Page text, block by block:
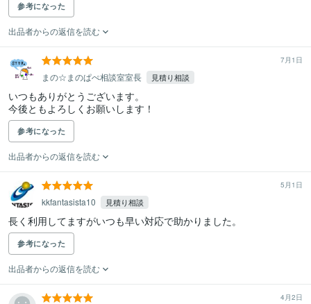
参考になった
出品者からの返信を読む
7月1日
まの☆まのぱぺ相談室室長 見積り相談
いつもありがとうございます。
今後ともよろしくお願いします！
参考になった
出品者からの返信を読む
5月1日
kkfantasista10 見積り相談
長く利用してますがいつも早い対応で助かりました。
参考になった
出品者からの返信を読む
4月2日